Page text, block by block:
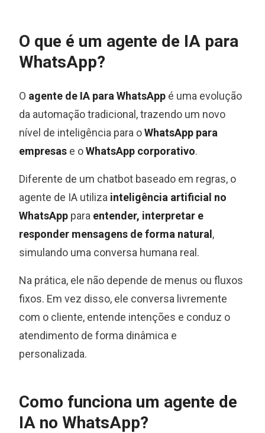
O que é um agente de IA para
WhatsApp?
O agente de IA para WhatsApp é uma evolução
da automação tradicional, trazendo um novo
nível de inteligência para oWhatsApp para
empresas e oWhatsApp corporativo.
Diferente de um chatbot baseado em regras, o
agente de IA utiliza inteligência artificial no
WhatsApp para entender, interpretar e
responder mensagens de forma natural ,
simulando uma conversa humana real.
Na prática, ele não depende de menus ou fluxos
fixos. Em vez disso, ele conversa livremente
com o cliente, entende intenções e conduz o
atendimento de forma dinâmica e
personalizada.
Como funciona um agente de
IA no WhatsApp?